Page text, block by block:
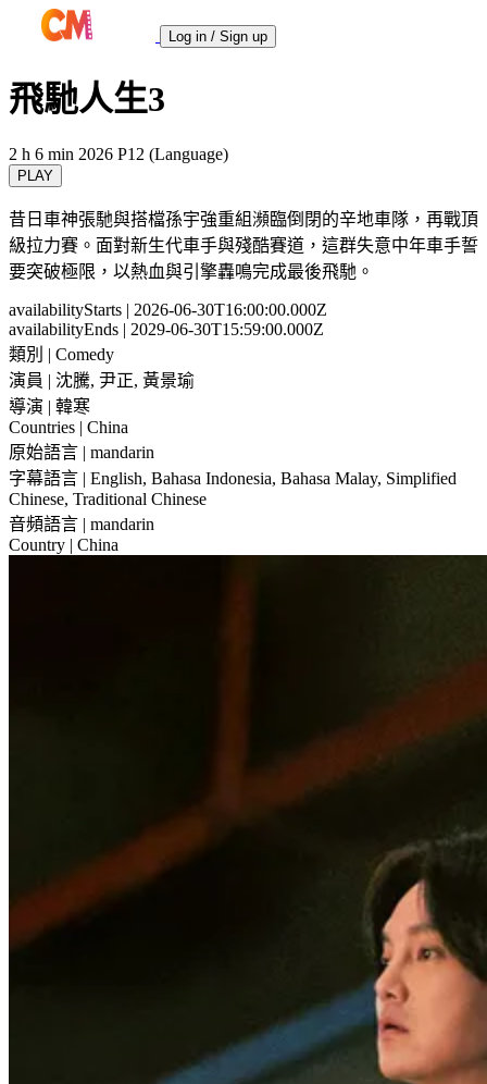
Log in / Sign up
飛馳人生3
2 h 6 min 2026 P12 (Language)
PLAY
昔日車神張馳與搭檔孫宇強重組瀕臨倒閉的辛地車隊，再戰頂
級拉力賽。面對新生代車手與殘酷賽道，這群失意中年車手誓
要突破極限，以熱血與引擎轟鳴完成最後飛馳。
availabilityStarts | 2026-06-30T16:00:00.000Z
availabilityEnds | 2029-06-30T15:59:00.000Z
類別 | Comedy
演員 | 沈騰, 尹正, 黃景瑜
導演 | 韓寒
Countries | China
原始語言 | mandarin
字幕語言 | English, Bahasa Indonesia, Bahasa Malay, Simplified
Chinese, Traditional Chinese
音頻語言 | mandarin
Country | China